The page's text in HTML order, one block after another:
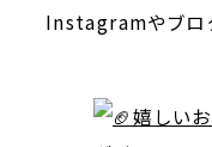
Instagramやブロ